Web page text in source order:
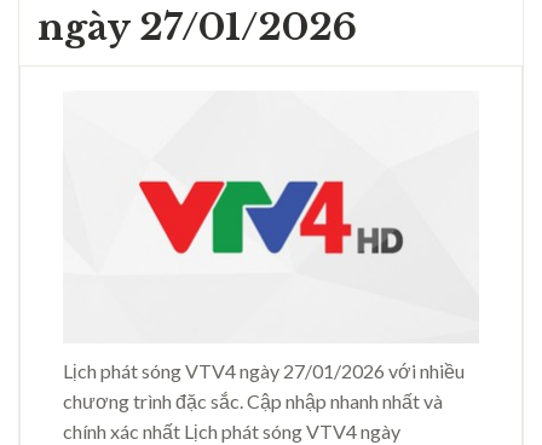
ngày 27/01/2026
Lịch phát sóng VTV4 ngày 27/01/2026 với nhiều
chương trình đặc sắc. Cập nhập nhanh nhất và
chính xác nhất Lịch phát sóng VTV4 ngày